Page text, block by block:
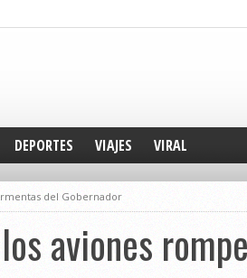
DEPORTES VIAJES VIRAL
del Gobernador
aviones